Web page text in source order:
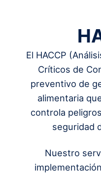
El HACCP
Críticos de
preventivo de
alimentaria
controla
seguridad
Nuestro